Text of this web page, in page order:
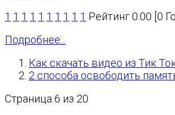
1 1 1 1 1 1 1 1 1 1 Рейтинг 0.00 [0
Подробнее...
Как скачать видео из Тик
2 способа освободить
Страница 6 из 20